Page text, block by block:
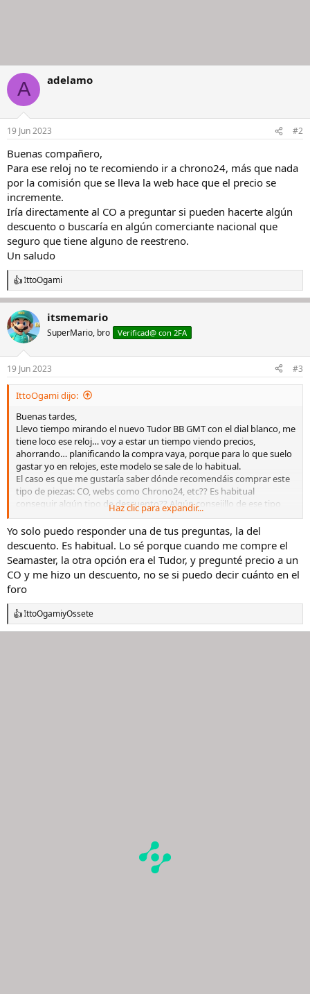
A adelamo
19 Jun 2023 #2
Buenas compañero,
Para ese reloj no te recomiendo ir a chrono24, más que nada
por la comisión que se lleva la web hace que el precio se
incremente.
Iría directamente al CO a preguntar si pueden hacerte algún
descuento o buscaría en algún comerciante nacional que
seguro que tiene alguno de reestreno.
Un saludo
R
e
c
c
i
e
s
IttoOgami
itsmemario
SuperMario, bro Verificad@ con 2FA
19 Jun 2023 #3
IttoOgami dijo:
Buenas tardes,
Llevo tiempo mirando el nuevo Tudor BB GMT con el dial blanco, me
tiene loco ese reloj… voy a estar un tiempo viendo precios,
ahorrando… planificando la compra vaya, porque para lo que suelo
gastar yo en relojes, este modelo se sale de lo habitual.
El caso es que me gustaría saber dónde recomendáis comprar este
tipo de piezas: CO, webs como Chrono24, etc?? Es habitual
conseguir algún tipo de descuento?? Algún consejillo de ese tipo
para no machacar demasiado mi economía 😊.
Gracias y un saludo!
Haz clic para expandir...
Yo solo puedo responder una de tus preguntas, la del
descuento. Es habitual. Lo sé porque cuando me compre el
Seamaster, la otra opción era el Tudor, y pregunté precio a un
CO y me hizo un descuento, no se si puedo decir cuánto en el
foro
R
e
IttoOgamiyOssete